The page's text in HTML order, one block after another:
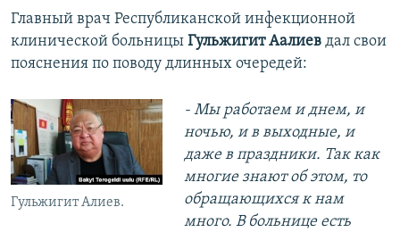
Главный врач Республиканской инфекционной
клинической больницы Гульжигит Аалиев дал свои
пояснения по поводу длинных очередей:
Гульжигит Алиев.
- Мы работаем и днем, и
ночью, и в выходные, и
даже в праздники. Так как
многие знают об этом, то
обращающихся к нам
много. В больнице есть